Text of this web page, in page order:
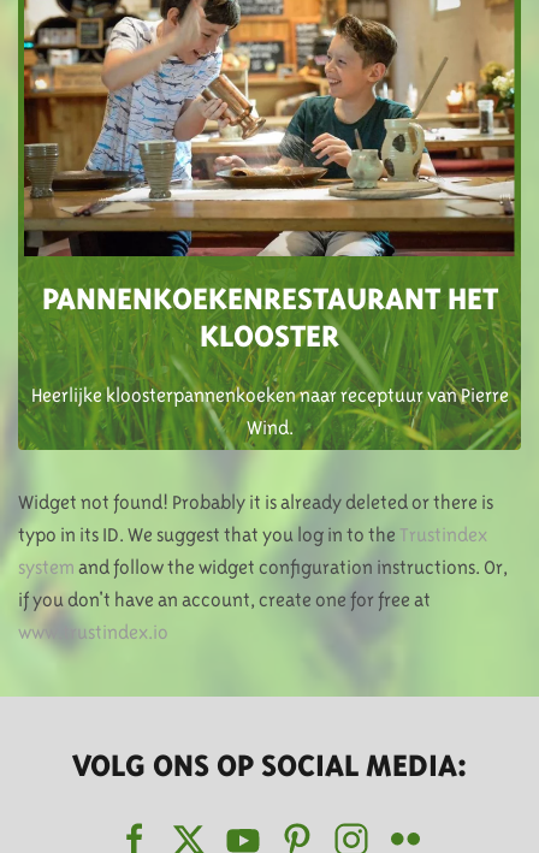
PANNENKOEKENRESTAURANT HET
KLOOSTER
Heerlijke kloosterpannenkoeken naar receptuur van Pierre
Wind.
Widget not found! Probably it is already deleted or there is
typo in its ID. We suggest that you log in to the Trustindex
system and follow the widget configuration instructions. Or,
if you don't have an account, create one for free at
www.trustindex.io
VOLG ONS OP SOCIAL MEDIA: